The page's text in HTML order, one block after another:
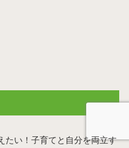
たい！子育てと自分を両立す